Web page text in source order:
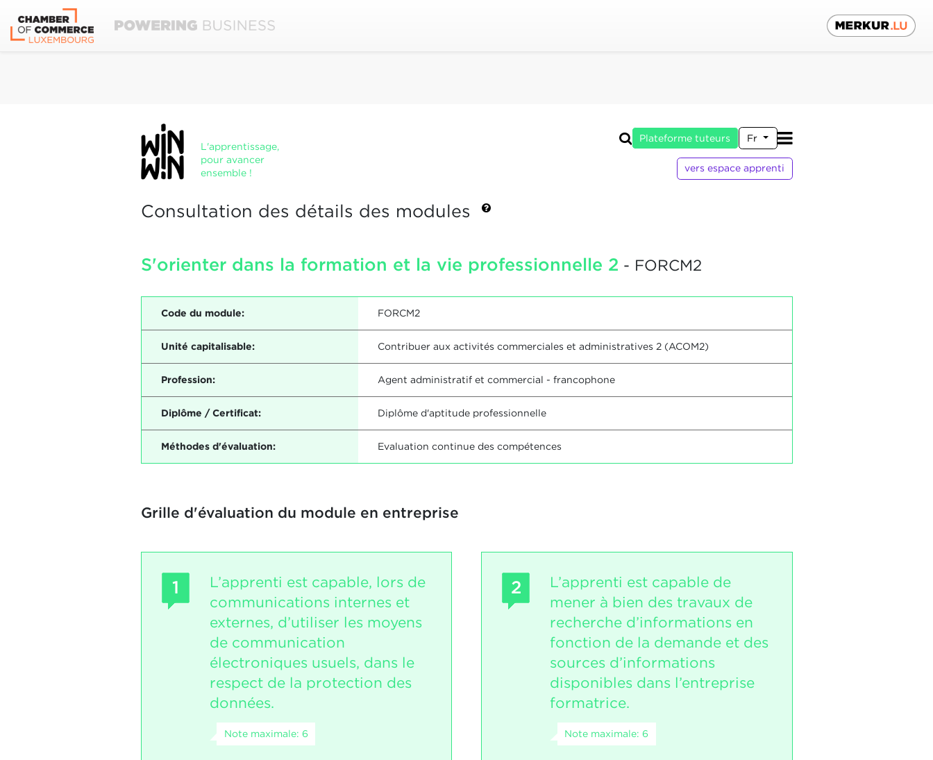
L'apprentissage,
pour avancer
ensemble !
Plateforme tuteurs Fr
vers espace apprenti
Consultation des détails des modules
S'orienter dans la formation et la vie professionnelle 2 - FORCM2
Code du module: FORCM2
Unité capitalisable: Contribuer aux activités commerciales et administratives 2 (ACOM2)
Profession: Agent administratif et commercial - francophone
Diplôme / Certificat: Diplôme d'aptitude professionnelle
Méthodes d'évaluation: Evaluation continue des compétences
Grille d'évaluation du module en entreprise
1
L’apprenti est capable, lors de
communications internes et
externes, d’utiliser les moyens
de communication
électroniques usuels, dans le
respect de la protection des
données.
Note maximale: 6
2
L’apprenti est capable de
mener à bien des travaux de
recherche d’informations en
fonction de la demande et des
sources d’informations
disponibles dans l’entreprise
formatrice.
Note maximale: 6